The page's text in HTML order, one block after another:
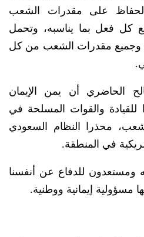
على مقدرات الشعب
كل فعل بما يناسبه، وتحمل
وجميع مقدرات الشعب من كل
الحاضري أن يمن الإيمان
والقوات المسلحة في
محذرا النظام السعودي
في المنطقة.
ومستعدون للدفاع عن أنفسنا
مسؤولية إيمانية ووطنية.